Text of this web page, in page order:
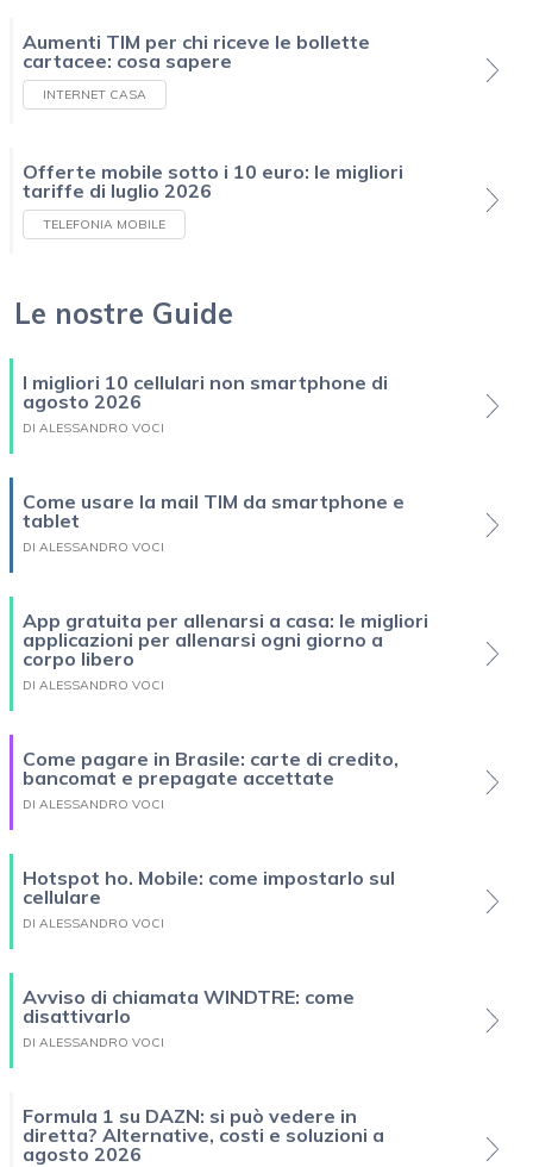
Aumenti TIM per chi riceve le bollette
cartacee: cosa sapere
INTERNET CASA
Offerte mobile sotto i 10 euro: le migliori
tariffe di luglio 2026
TELEFONIA MOBILE
Le nostre Guide
I migliori 10 cellulari non smartphone di
agosto 2026
DI ALESSANDRO VOCI
Come usare la mail TIM da smartphone e
tablet
DI ALESSANDRO VOCI
App gratuita per allenarsi a casa: le migliori
applicazioni per allenarsi ogni giorno a
corpo libero
DI ALESSANDRO VOCI
Come pagare in Brasile: carte di credito,
bancomat e prepagate accettate
DI ALESSANDRO VOCI
Hotspot ho. Mobile: come impostarlo sul
cellulare
DI ALESSANDRO VOCI
Avviso di chiamata WINDTRE: come
disattivarlo
DI ALESSANDRO VOCI
Formula 1 su DAZN: si può vedere in
diretta? Alternative, costi e soluzioni a
agosto 2026